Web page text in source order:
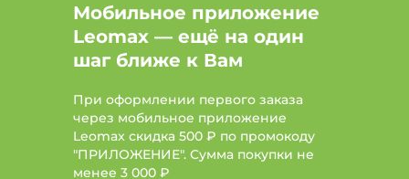
Мобильное приложение
Leomax — ещё на один
шаг ближе к Вам
При оформлении первого заказа
через мобильное приложение
Leomax скидка 500 ₽ по промокоду
"ПРИЛОЖЕНИЕ". Сумма покупки не
менее 3 000 ₽